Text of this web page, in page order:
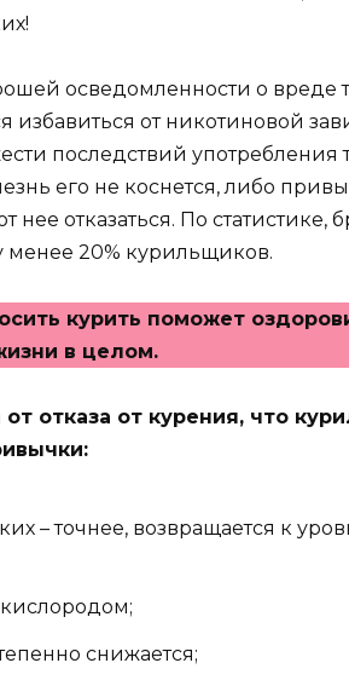
осведомленности о вреде
избавиться от никотиновой
последствий употребления
его не коснется, либо
нее отказаться. По статистике,
менее 20% курильщиков.
курить поможет
в целом.
отказа от курения, что
– точнее, возвращается к
снижается;